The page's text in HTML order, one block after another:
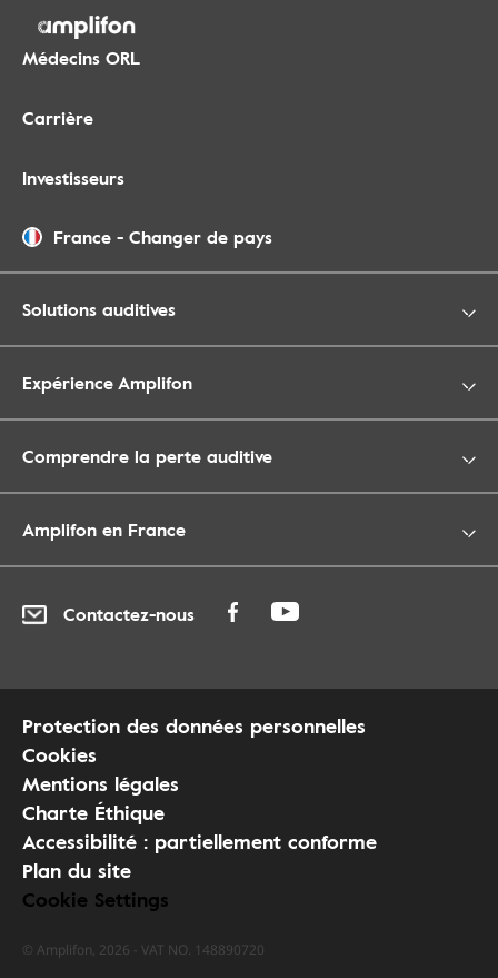
Médecins ORL
Carrière
Investisseurs
France - Changer de pays
Solutions auditives
Expérience Amplifon
Comprendre la perte auditive
Amplifon en France
Contactez-nous
Protection des données personnelles
Cookies
Mentions légales
Charte Éthique
Accessibilité : partiellement conforme
Plan du site
Cookie Settings
© Amplifon, 2026 - VAT NO. 148890720